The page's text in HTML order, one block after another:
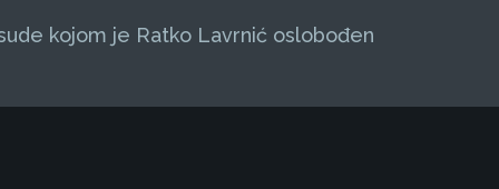
kojom je Ratko Lavrnić oslobođen